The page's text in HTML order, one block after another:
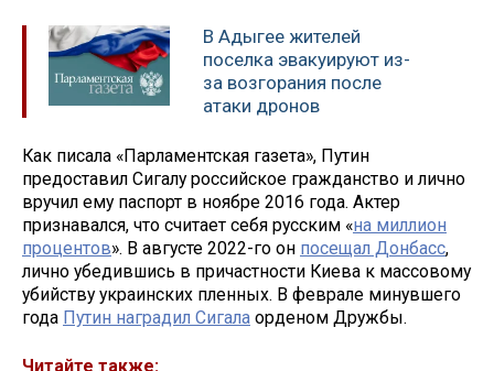
В Адыгее жителей
поселка эвакуируют из-
за возгорания после
атаки дронов
Как писала «Парламентская газета», Путин
предоставил Сигалу российское гражданство и лично
вручил ему паспорт в ноябре 2016 года. Актер
признавался, что считает себя русским «на миллион
процентов». В августе 2022-го он посещал Донбасс,
лично убедившись в причастности Киева к массовому
убийству украинских пленных. В феврале минувшего
года Путин наградил Сигала орденом Дружбы.
Читайте также: